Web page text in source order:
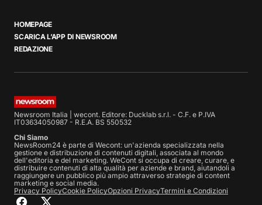
HOMEPAGE
SCARICA L’APP DI NEWSROOM
REDAZIONE
Newsroom Italia | wecont. Editore: Ducklab s.r.l. - C.F. e P.IVA
IT03634050987 - R.E.A. BS 550532
Chi Siamo
NewsRoom24 è parte di Wecont: un'azienda specializzata nella
gestione e distribuzione di contenuti digitali, associata al mondo
dell'editoria e del marketing. WeCont si occupa di creare, curare, e
distribuire contenuti di alta qualità per aziende e brand, aiutandoli a
raggiungere un pubblico più ampio attraverso strategie di content
marketing e social media.
Privacy PolicyCookie PolicyOpzioni PrivacyTermini e Condizioni